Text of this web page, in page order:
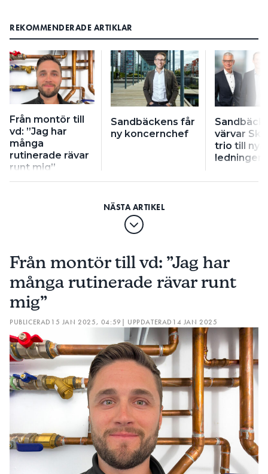
REKOMMENDERADE ARTIKLAR
Från montör till
vd: ”Jag har
många
rutinerade rävar
runt mig”
Sandbäckens får
ny koncernchef
värvar
trio till nya
ledningen
Från montör till vd: ”Jag har
många rutinerade rävar runt
mig”
PUBLICERAD 15 JAN 2025, 04:59 | UPPDATERAD 14 JAN 2025